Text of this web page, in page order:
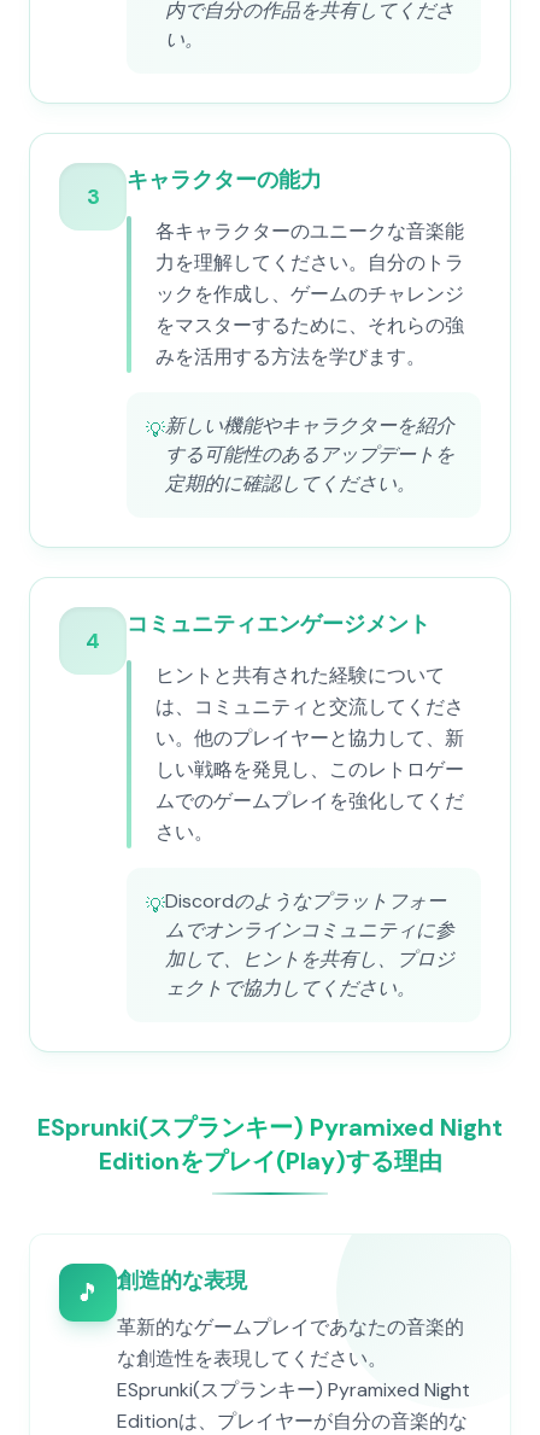
内で自分の作品を共有してくださ
い。
3
キャラクターの能力
各キャラクターのユニークな音楽能
力を理解してください。自分のトラ
ックを作成し、ゲームのチャレンジ
をマスターするために、それらの強
みを活用する方法を学びます。
💡新しい機能やキャラクターを紹介
する可能性のあるアップデートを
定期的に確認してください。
4
コミュニティエンゲージメント
ヒントと共有された経験について
は、コミュニティと交流してくださ
い。他のプレイヤーと協力して、新
しい戦略を発見し、このレトロゲー
ムでのゲームプレイを強化してくだ
さい。
💡Discordのようなプラットフォー
ムでオンラインコミュニティに参
加して、ヒントを共有し、プロジ
ェクトで協力してください。
ESprunki(スプランキー) Pyramixed Night
Editionをプレイ(Play)する理由
🎵 創造的な表現
革新的なゲームプレイであなたの音楽的
な創造性を表現してください。
ESprunki(スプランキー) Pyramixed Night
Editionは、プレイヤーが自分の音楽的な